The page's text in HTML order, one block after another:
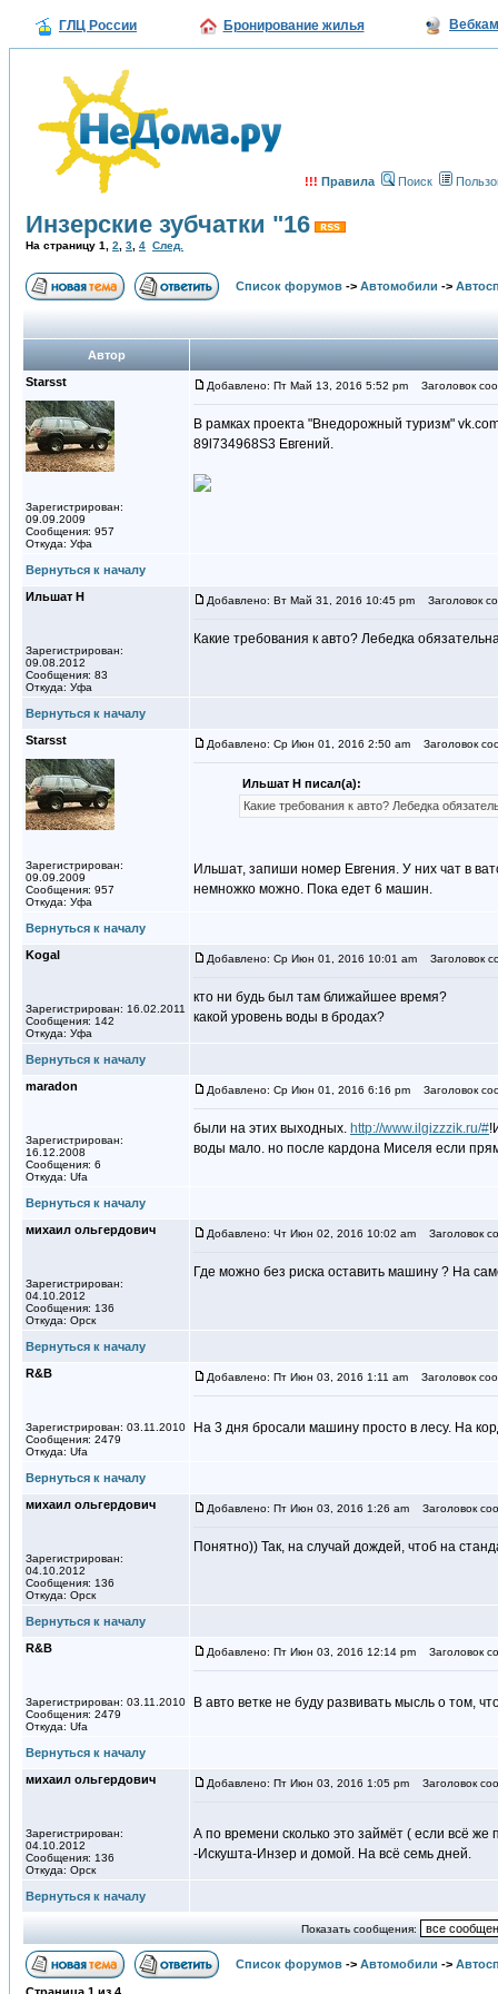
ГЛЦ России Бронирование жилья
!!! Правила Поиск
Инзерские зубчатки "16
На страницу 1 2 3 4 След.
Список форумов -> Автомобили ->
Автор
Starsst
Зарегистрирован:
09.09.2009
Сообщения: 957
Откуда: Уфа
Добавлено: Пт Май 13, 2016 5:52 pm Заголовок
В рамках проекта "Внедорожный туризм"
89l734968S3 Евгений.
Вернуться к началу
Ильшат Н
Зарегистрирован:
09.08.2012
Сообщения: 83
Откуда: Уфа
Добавлено: Вт Май 31, 2016 10:45 pm Заголовок
Какие требования к авто? Лебедка
Вернуться к началу
Starsst
Зарегистрирован:
09.09.2009
Сообщения: 957
Откуда: Уфа
Добавлено: Ср Июн 01, 2016 2:50 am Заголовок
Ильшат Н писал(а):
Какие требования к авто? Лебедка
Ильшат, запиши номер Евгения. У них чат в
немножко можно. Пока едет 6 машин.
Вернуться к началу
Kogal
Зарегистрирован: 16.02.2011
Сообщения: 142
Откуда: Уфа
Добавлено: Ср Июн 01, 2016 10:01 am Заголовок
кто ни будь был там ближайшее время?
какой уровень воды в бродах?
Вернуться к началу
maradon
Зарегистрирован:
16.12.2008
Сообщения: 6
Откуда: Ufa
Добавлено: Ср Июн 01, 2016 6:16 pm Заголовок
были на этих выходных. http://www.ilgizzzik.ru/#
воды мало. но после кардона Миселя если
Вернуться к началу
михаил ольгердович
Зарегистрирован:
04.10.2012
Сообщения: 136
Откуда: Орск
Добавлено: Чт Июн 02, 2016 10:02 am Заголовок
Где можно без риска оставить машину ? На
Вернуться к началу
R&B
Зарегистрирован: 03.11.2010
Сообщения: 2479
Откуда: Ufa
Добавлено: Пт Июн 03, 2016 1:11 am Заголовок
На 3 дня бросали машину просто в лесу. На
Вернуться к началу
михаил ольгердович
Зарегистрирован:
04.10.2012
Сообщения: 136
Откуда: Орск
Добавлено: Пт Июн 03, 2016 1:26 am Заголовок
Понятно)) Так, на случай дождей, чтоб на
Вернуться к началу
R&B
Зарегистрирован: 03.11.2010
Сообщения: 2479
Откуда: Ufa
Добавлено: Пт Июн 03, 2016 12:14 pm Заголовок
В авто ветке не буду развивать мысль о том,
Вернуться к началу
михаил ольгердович
Зарегистрирован:
04.10.2012
Сообщения: 136
Откуда: Орск
Добавлено: Пт Июн 03, 2016 1:05 pm Заголовок
А по времени сколько это займёт ( если всё же
-Искушта-Инзер и домой. На всё семь дней.
Вернуться к началу
Показать сообщения:
Список форумов -> Автомобили ->